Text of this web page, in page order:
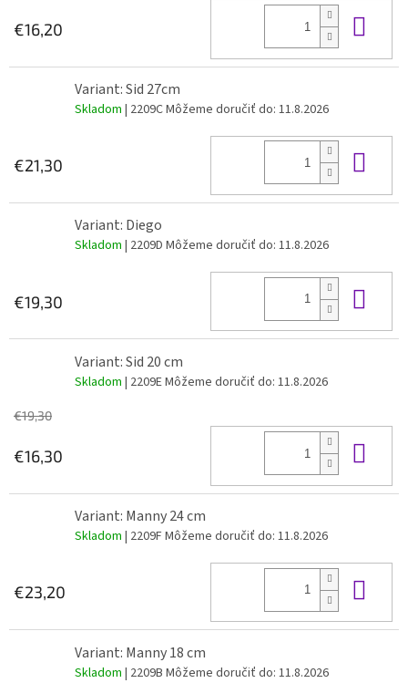
€16,20
Variant: Sid 27cm
Skladom | 2209CMôžeme doručiť do: 11.8.2026
€21,30
Variant: Diego
Skladom | 2209D Môžeme doručiť do: 11.8.2026
€19,30
Variant: Sid 20 cm
Skladom | 2209EMôžeme doručiť do: 11.8.2026
€19,30
€16,30
Variant: Manny 24 cm
Skladom | 2209F Môžeme doručiť do: 11.8.2026
€23,20
Variant: Manny 18 cm
Skladom | 2209B Môžeme doručiť do: 11.8.2026